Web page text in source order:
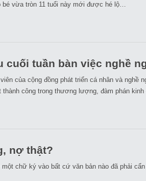
bé vừa tròn 11 tuổi này mới được hé lộ…
cuối tuần bàn việc nghề
của cộng đồng phát triển cá nhân và nghề
thành công trong thương lượng, đàm phán kinh
nợ thật?
chữ ký vào bất cứ văn bản nào đã phải